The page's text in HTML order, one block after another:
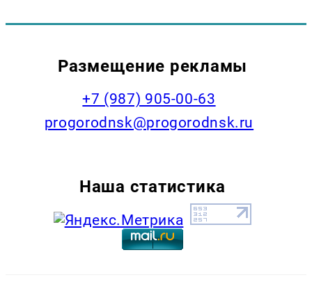
Размещение рекламы
+7 (987) 905-00-63
progorodnsk@progorodnsk.ru
Наша статистика